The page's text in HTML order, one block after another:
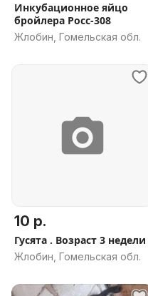
Инкубационное яйцо
бройлера Росс-308
Жлобин, Гомельская обл.
10 р.
Гусята . Возраст 3 недели
Жлобин, Гомельская обл.